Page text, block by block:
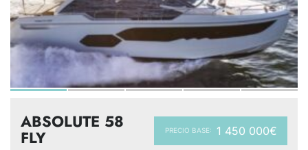
PRECIO BASE: 1 450 000€
ABSOLUTE 58
FLY